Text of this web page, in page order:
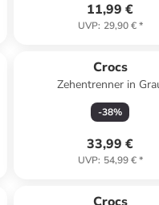
11,99 €
UVP: 29,90 €*
Crocs
Zehentrenner in
-38%
33,99 €
UVP: 54,99 €*